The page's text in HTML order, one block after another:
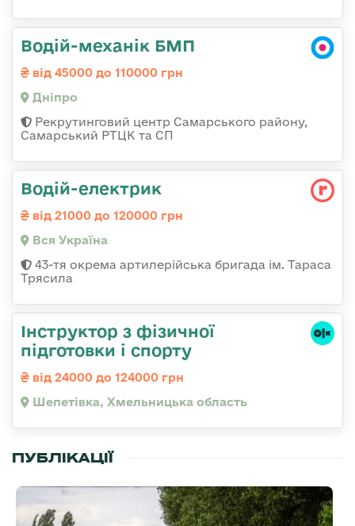
Водій-механік БМП
від 45000 до 110000 грн
Дніпро
Рекрутинговий центр Самарського району,
Самарський РТЦК та СП
Водій-електрик
від 21000 до 120000 грн
Вся Україна
43-тя окрема артилерійська бригада ім. Тараса
Трясила
Інструктор з фізичної
підготовки і спорту
від 24000 до 124000 грн
Шепетівка, Хмельницька область
ПУБЛІКАЦІЇ